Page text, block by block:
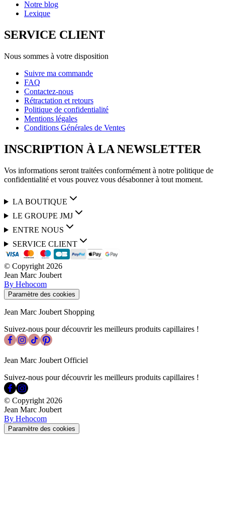
Notre blog
Lexique
SERVICE CLIENT
Nous sommes à votre disposition
Suivre ma commande
FAQ
Contactez-nous
Rétractation et retours
Politique de confidentialité
Mentions légales
Conditions Générales de Ventes
INSCRIPTION À LA NEWSLETTER
Vos informations seront traitées conformément à notre politique de
confidentialité et vous pouvez vous désabonner à tout moment.
LA BOUTIQUE
LE GROUPE JMJ
ENTRE NOUS
SERVICE CLIENT
© Copyright 2026
Jean Marc Joubert
By Hehocom
Paramètre des cookies
Jean Marc Joubert Shopping
Suivez-nous pour découvrir les meilleurs produits capillaires !
Jean Marc Joubert Officiel
Suivez-nous pour découvrir les meilleurs produits capillaires !
© Copyright 2026
Jean Marc Joubert
By Hehocom
Paramètre des cookies